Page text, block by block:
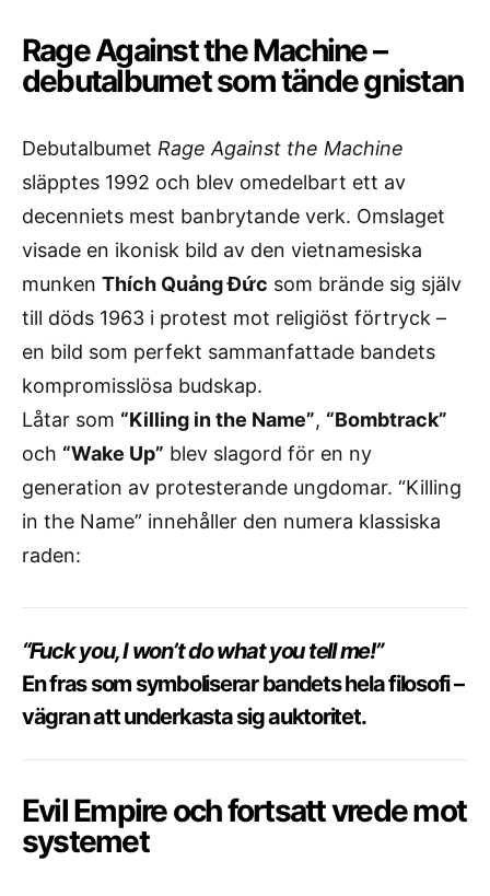
Rage Against the Machine –
debutalbumet som tände gnistan
Debutalbumet Rage Against the Machine
släpptes 1992 och blev omedelbart ett av
decenniets mest banbrytande verk. Omslaget
visade en ikonisk bild av den vietnamesiska
munken Thích Quảng Đức som brände sig själv
till döds 1963 i protest mot religiöst förtryck –
en bild som perfekt sammanfattade bandets
kompromisslösa budskap.
Låtar som “Killing in the Name”, “Bombtrack”
och “Wake Up” blev slagord för en ny
generation av protesterande ungdomar. “Killing
in the Name” innehåller den numera klassiska
raden:
“Fuck you, I won’t do what you tell me!”
En fras som symboliserar bandets hela filosofi –
vägran att underkasta sig auktoritet.
Evil Empire och fortsatt vrede mot
systemet